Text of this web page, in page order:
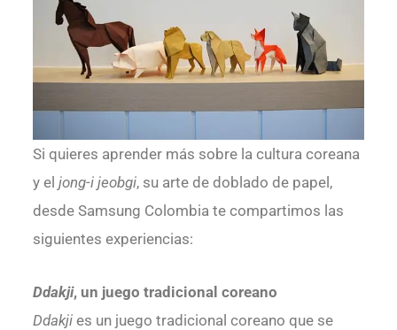
Si quieres aprender más sobre la cultura coreana
y el jong-i jeobgi, su arte de doblado de papel,
desde Samsung Colombia te compartimos las
siguientes experiencias:
Ddakji, un juego tradicional coreano
Ddakjies un juego tradicional coreano que se